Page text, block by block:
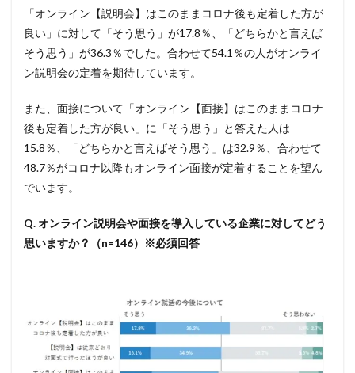
「オンライン【説明会】はこのままコロナ後も定着した方が
良い」に対して「そう思う」が17.8％、「どちらかと言えば
そう思う」が36.3％でした。合わせて54.1％の人がオンライ
ン説明会の定着を期待しています。
また、面接について「オンライン【面接】はこのままコロナ
後も定着した方が良い」に「そう思う」と答えた人は
15.8％、「どちらかと言えばそう思う」は32.9％、合わせて
48.7％がコロナ以降もオンライン面接が定着することを望ん
でいます。
Q. オンライン説明会や面接を導入している企業に対してどう
思いますか？（n=146）※必須回答